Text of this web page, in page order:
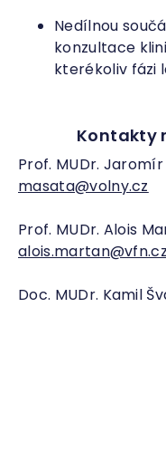
Nedílnou
konzultace
kterékoliv fázi
Kontakty
Prof. MUDr.
masata@volny.cz
Prof. MUDr. Alois
alois.martan@vfn.cz
Doc. MUDr. Kamil